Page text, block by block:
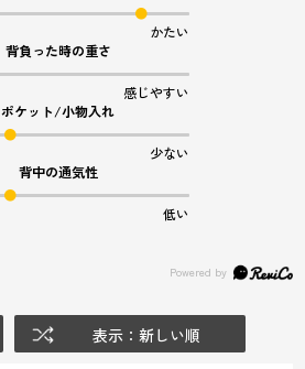
かたい
背負った時の重さ
感じやすい
ポケット/小物入れ
少ない
背中の通気性
低い
表示：新しい順